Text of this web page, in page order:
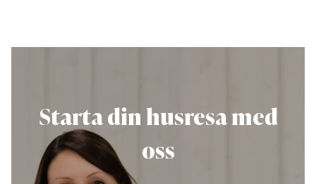
Starta din husresa med
oss